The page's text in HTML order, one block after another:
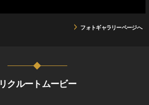
フォトギャラリーページへ
リクルートムービー